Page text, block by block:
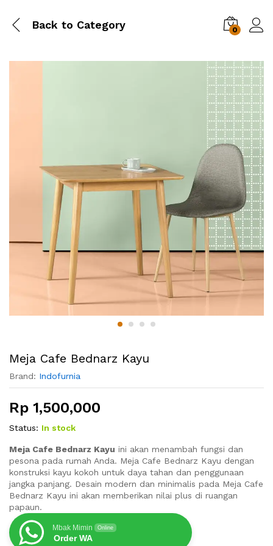
Back to Category 0
Meja Cafe Bednarz Kayu
Brand: Indofurnia
Rp 1,500,000
Status: In stock
Meja Cafe Bednarz Kayu ini akan menambah fungsi dan
pesona pada rumah Anda. Meja Cafe Bednarz Kayu dengan
konstruksi kayu kokoh untuk daya tahan dan penggunaan
jangka panjang. Desain modern dan minimalis pada Meja Cafe
Bednarz Kayu ini akan memberikan nilai plus di ruangan
papaun.
Mbak Mimin Online
Order WA